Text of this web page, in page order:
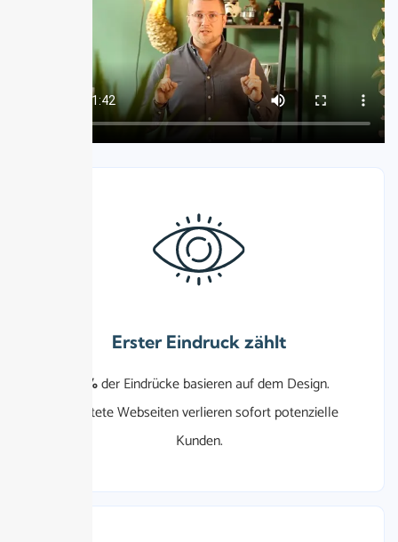
Erster Eindruck zählt
94%der Eindrücke basieren auf dem Design.
Veraltete Webseiten verlieren sofort potenzielle
Kunden.